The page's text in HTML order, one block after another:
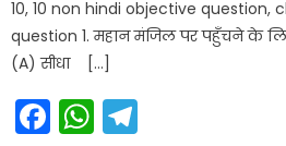
10, 10 non hindi objective question,
question 1. महान मंजिल पर पहुँचने के लिए
(A) सीधा […]
Facebook
WhatsApp